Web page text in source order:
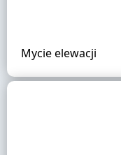
Mycie elewacji